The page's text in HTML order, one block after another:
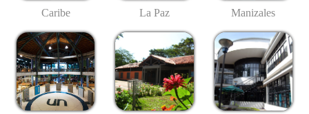
Caribe La Paz Manizales